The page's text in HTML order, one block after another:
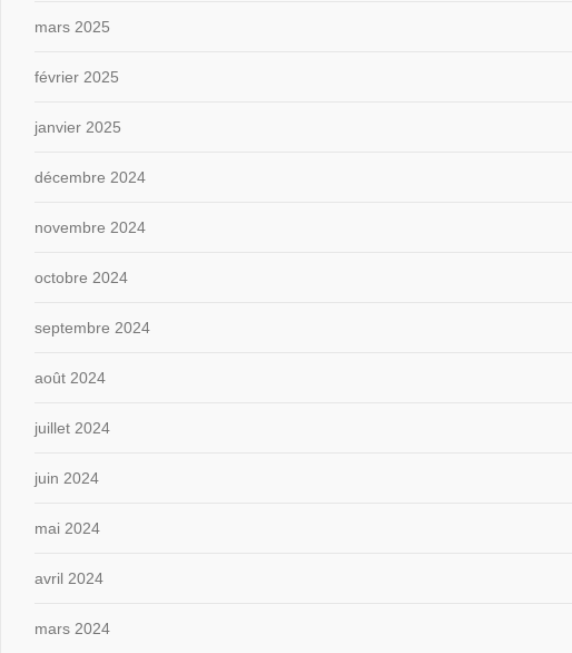
mars 2025
février 2025
janvier 2025
décembre 2024
novembre 2024
octobre 2024
septembre 2024
août 2024
juillet 2024
juin 2024
mai 2024
avril 2024
mars 2024